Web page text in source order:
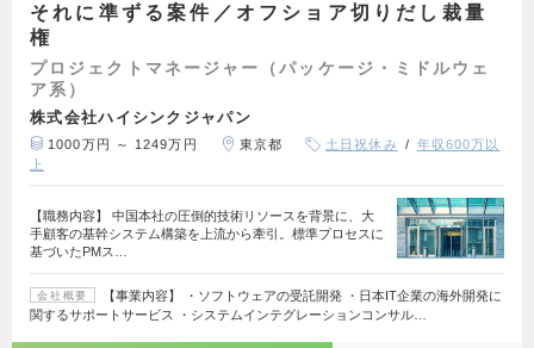
それに準ずる案件／オフショア切りだし裁量
権
プロジェクトマネージャー（パッケージ・ミドルウェ
ア系）
株式会社ハイシンクジャパン
1000万円 ～ 1249万円 東京都 土日祝休み
年収600万以
上
【職務内容】 中国本社の圧倒的技術リソースを背景に、大
手顧客の基幹システム構築を上流から牽引。標準プロセスに
基づいたPMス…
会社概要
【事業内容】 ・ソフトウェアの受託開発 ・日本IT企業の海外開発に
関するサポートサービス ・システムインテグレーションコンサル…